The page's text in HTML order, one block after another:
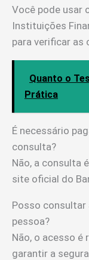
Você pode usar
Instituições
para verificar as
Quanto o
Prática
É necessário
consulta?
Não, a consulta
site oficial do
Posso consultar
pessoa?
Não, o acesso é
garantir a